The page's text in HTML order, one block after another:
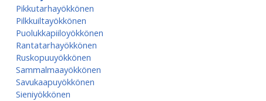
Pikkutarhayökkönen
Pilkkuiltayökkönen
Puolukkapiiloyökkönen
Rantatarhayökkönen
Ruskopuuyökkönen
Sammalmaayökkönen
Savukaapuyökkönen
Sieniyökkönen